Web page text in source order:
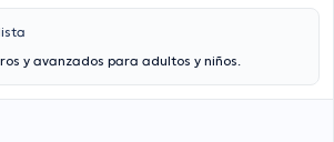
y avanzados para adultos y niños.